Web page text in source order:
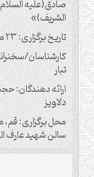
صادق(علیه
الشریف)»
تاریخ برگزاری: ۲۳ مهر 1404
کارشناسان/
تبار
ارائه دهندگان:
دلاویز
محل برگزاری:
سالن شهید عارف